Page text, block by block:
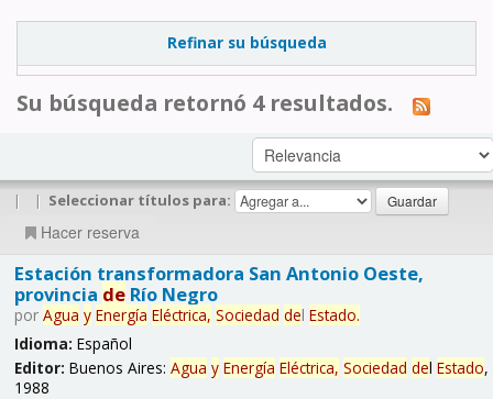
Refinar su búsqueda
Su búsqueda retornó 4 resultados.
| | Seleccionar títulos para:
Hacer reserva
Estación transformadora San Antonio Oeste,
provincia deRío Negro
por Agua y Energía Eléctrica, Sociedad del Estado.
Idioma: Español
Editor: Buenos Aires: Agua y Energía Eléctrica, Sociedad del Estado,
1988